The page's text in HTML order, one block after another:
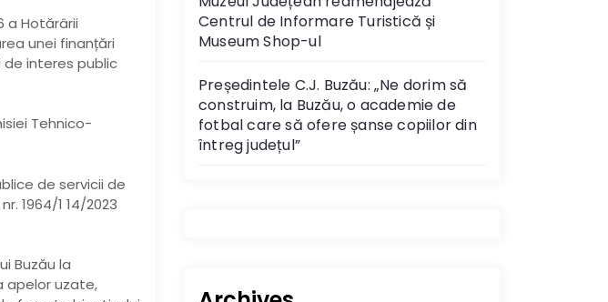
a Hotărârii
unei finanțări
interes public
Tehnico-
de servicii de
1964/1 14/2023
Buzău la
apelor uzate,
Centrul de Informare Turistică și
Museum Shop-ul
Președintele C.J. Buzău: „Ne dorim să
construim, la Buzău, o academie de
fotbal care să ofere șanse copiilor din
întreg județul”